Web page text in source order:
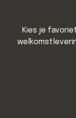
Kies je